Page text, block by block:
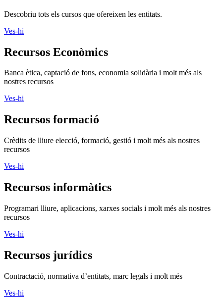
Descobriu tots els cursos que ofereixen les entitats.
Ves-hi
Recursos Econòmics
Banca ètica, captació de fons, economia solidària i molt més als
nostres recursos
Ves-hi
Recursos formació
Crèdits de lliure elecció, formació, gestió i molt més als nostres
recursos
Ves-hi
Recursos informàtics
Programari lliure, aplicacions, xarxes socials i molt més als nostres
recursos
Ves-hi
Recursos jurídics
Contractació, normativa d’entitats, marc legals i molt més
Ves-hi